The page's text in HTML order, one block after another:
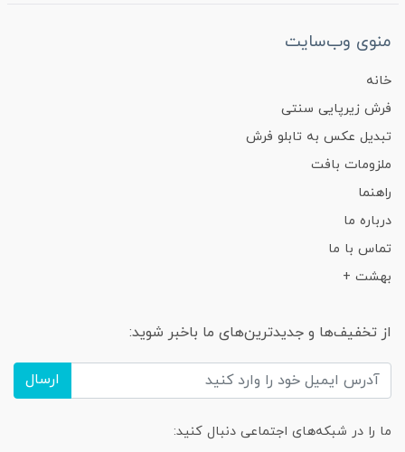
منوی وب‌سایت
خانه
فرش زیرپایی سنتی
تبدیل عکس به تابلو فرش
ملزومات بافت
راهنما
درباره ما
تماس با ما
بهشت +
از تخفیف‌ها و جدیدترین‌های ما باخبر شوید:
ارسال
ما را در شبکه‌های اجتماعی دنبال کنید: